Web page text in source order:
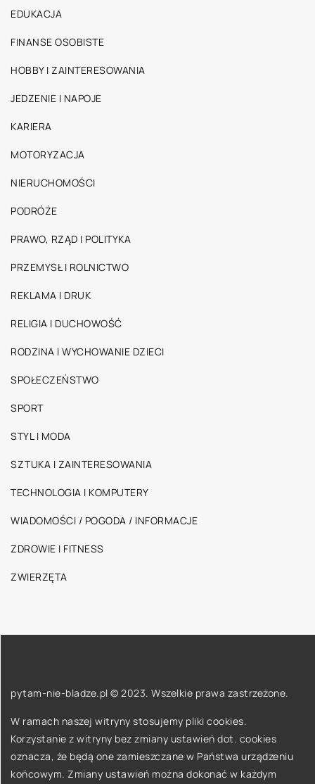
EDUKACJA
FINANSE OSOBISTE
HOBBY I ZAINTERESOWANIA
JEDZENIE I NAPOJE
KARIERA
MOTORYZACJA
NIERUCHOMOŚCI
PODRÓŻE
PRAWO, RZĄD I POLITYKA
PRZEMYSŁ I ROLNICTWO
REKLAMA I DRUK
RELIGIA I DUCHOWOŚĆ
RODZINA I WYCHOWANIE DZIECI
SPOŁECZEŃSTWO
SPORT
STYL I MODA
SZTUKA I ZAINTERESOWANIA
TECHNOLOGIA I KOMPUTERY
WIADOMOŚCI / POGODA / INFORMACJE
ZDROWIE I FITNESS
ZWIERZĘTA
pytam-nie-bladze.pl © 2023. Wszelkie prawa zastrzeżone.
W ramach naszej witryny stosujemy pliki cookies.
Korzystanie z witryny bez zmiany ustawień dot. cookies
oznacza, że będą one zamieszczane w Państwa urządzeniu
końcowym. Zmiany ustawień można dokonać w każdym